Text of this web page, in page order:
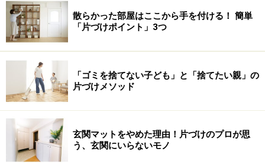
室）の食品がまだ冷えているので、それを食べることが
できます。となると、常温食材は4～7日目の4日間分、
つまりは4日間×3食＝12回分の食事量があれば安心とい
ただ、毎日必ず3食食べるとは限らないので、ご家庭の
収納量に応じて10～12回分のメニューを目安としてはい
かがでしょうか。
ここでの注意ポイントは、「必ず家族が今好きなモノを
散らかった部屋はここから手を付ける！ 簡単
「片づけポイント」3つ
「ゴミを捨てない子ども」と「捨てたい親」の
片づけメソッド
玄関マットをやめた理由！片づけのプロが思
う、玄関にいらないモノ